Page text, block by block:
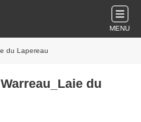
MENU
du Lapereau
du